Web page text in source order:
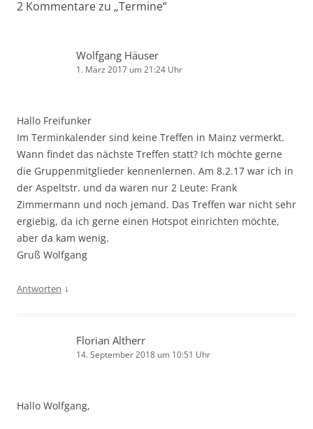
2 Kommentare zu „Termine“
Wolfgang Häuser
1. März 2017 um 21:24 Uhr
Hallo Freifunker
Im Terminkalender sind keine Treffen in Mainz vermerkt.
Wann findet das nächste Treffen statt? Ich möchte gerne
die Gruppenmitglieder kennenlernen. Am 8.2.17 war ich in
der Aspeltstr. und da waren nur 2 Leute: Frank
Zimmermann und noch jemand. Das Treffen war nicht sehr
ergiebig, da ich gerne einen Hotspot einrichten möchte,
aber da kam wenig.
Gruß Wolfgang
Antworten ↓
Florian Altherr
14. September 2018 um 10:51 Uhr
Hallo Wolfgang,